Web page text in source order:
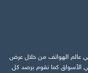
عالم الهواتف من خلال عرض
الأسواق كما نقوم برصد كل